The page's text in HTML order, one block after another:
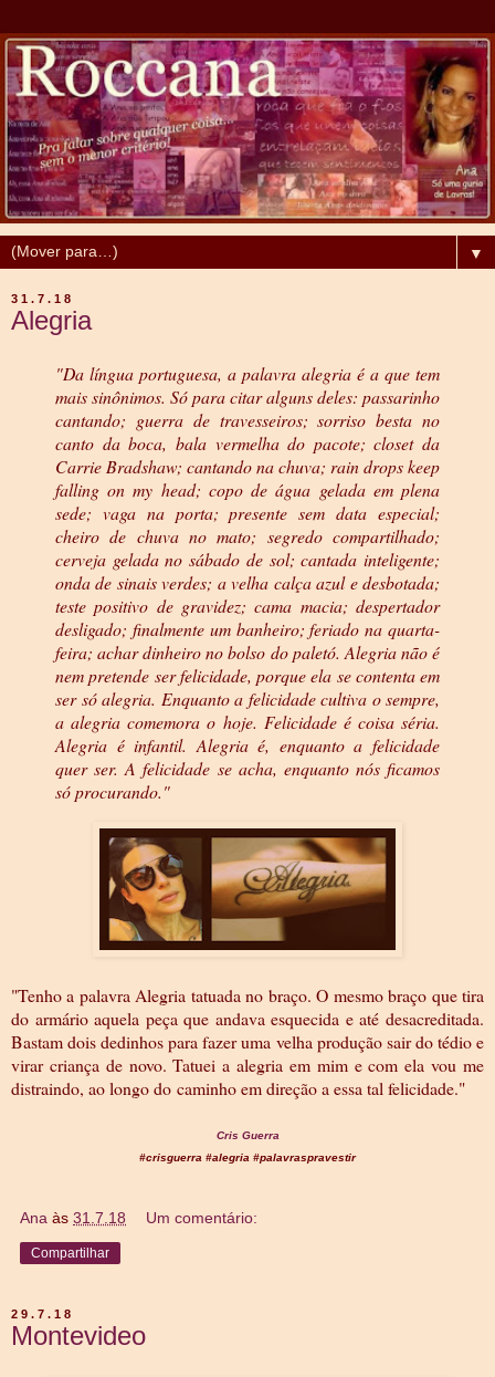
▼
31.7.18
Alegria
"Da língua portuguesa, a palavra alegria é a que tem
mais sinônimos. Só para citar alguns deles: passarinho
cantando; guerra de travesseiros; sorriso besta no
canto da boca, bala vermelha do pacote; closet da
Carrie Bradshaw; cantando na chuva; rain drops keep
falling on my head; copo de água gelada em plena
sede; vaga na porta; presente sem data especial;
cheiro de chuva no mato; segredo compartilhado;
cerveja gelada no sábado de sol; cantada inteligente;
onda de sinais verdes; a velha calça azul e desbotada;
teste positivo de gravidez; cama macia; despertador
desligado; finalmente um banheiro; feriado na quarta-
feira; achar dinheiro no bolso do paletó. Alegria não é
nem pretende ser felicidade, porque ela se contenta em
ser só alegria. Enquanto a felicidade cultiva o sempre,
a alegria comemora o hoje. Felicidade é coisa séria.
Alegria é infantil. Alegria é, enquanto a felicidade
quer ser. A felicidade se acha, enquanto nós ficamos
só procurando."
"Tenho a palavra Alegria tatuada no braço. O mesmo braço que tira
do armário aquela peça que andava esquecida e até desacreditada.
Bastam dois dedinhos para fazer uma velha produção sair do tédio e
virar criança de novo. Tatuei a alegria em mim e com ela vou me
distraindo, ao longo do caminho em direção a essa tal felicidade."
Cris Guerra
#crisguerra #alegria #palavraspravestir
Ana às 31.7.18 Um comentário:
Compartilhar
29.7.18
Montevideo